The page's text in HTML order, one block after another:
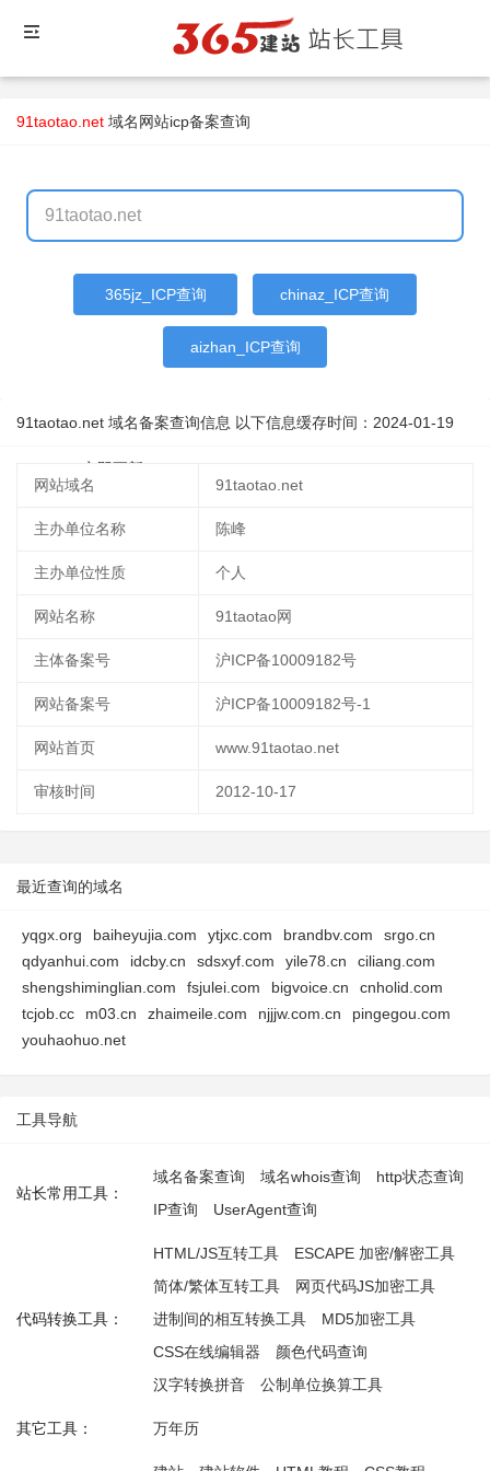
91taotao.net 域名网站icp备案查询
365jz_ICP查询 chinaz_ICP查询
aizhan_ICP查询
91taotao.net 域名备案查询信息 以下信息缓存时间： 2024-01-19
立即更新
网站域名
91taotao.net
主办单位名称 陈峰
主办单位性质 个人
网站名称 91taotao网
主体备案号 沪ICP备10009182号
网站备案号 沪ICP备10009182号-1
网站首页 www.91taotao.net
审核时间 2012-10-17
最近查询的域名
yqgx.org baiheyujia.com ytjxc.com brandbv.com
srgo.cn
qdyanhui.com
idcby.cn sdsxyf.com yile78.cn
ciliang.com
shengshiminglian.com
fsjulei.com bigvoice.cn
cnholid.com
tcjob.cc
m03.cn zhaimeile.com njjjw.com.cn
pingegou.com
youhaohuo.net
工具导航
站长常用工具：
域名备案查询 域名whois查询
http状态查询
IP查询
UserAgent查询
代码转换工具：
HTML/JS互转工具
ESCAPE 加密/解密工具
简体/繁体互转工具
网页代码JS加密工具
进制间的相互转换工具
MD5加密工具
CSS在线编辑器
颜色代码查询
汉字转换拼音
公制单位换算工具
其它工具： 万年历